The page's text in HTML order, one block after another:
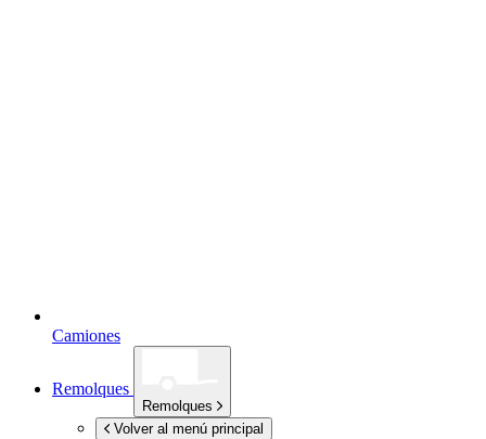
Camiones
Remolques
Remolques
Volver al menú principal